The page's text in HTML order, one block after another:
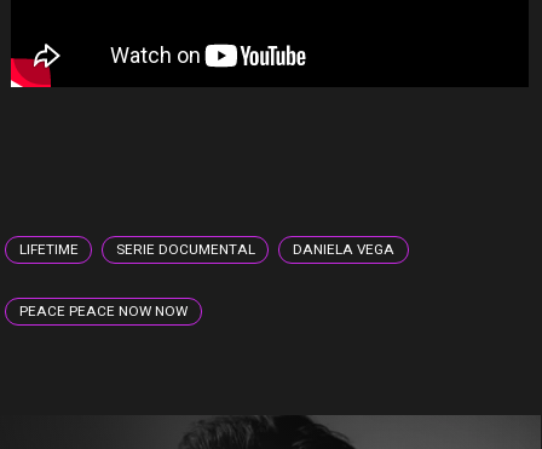
LIFETIME SERIE DOCUMENTAL DANIELA VEGA
PEACE PEACE NOW NOW